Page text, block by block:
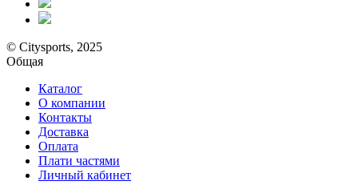
© Citysports, 2025
Общая
Каталог
О компании
Контакты
Доставка
Оплата
Плати частями
Личный кабинет